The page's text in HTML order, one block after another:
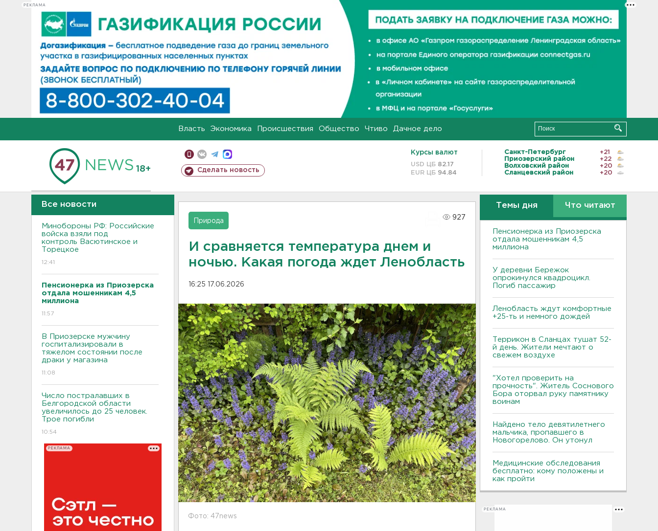
РЕКЛАМА
Власть Экономика Происшествия Общество Чтиво Дачное дело
18+ Сделать новость
Курсы валют
USD ЦБ 82.17
EUR ЦБ 94.84
Санкт-Петербург
+21
Приозерский район
+22
Волховский район
+20
Сланцевский район
+20
Все новости
Минобороны РФ: Российские
войска взяли под
контроль Васютинское и
Торецкое
12:41
Пенсионерка из Приозерска
отдала мошенникам 4,5
миллиона
11:57
В Приозерске мужчину
госпитализировали в
тяжелом состоянии после
драки у магазина
11:08
Число постралавших в
Белгородской области
увеличилось до 25 человек.
Трое погибли
10:54
РЕКЛАМА
Природа
927
И сравняется температура днем и
ночью. Какая погода ждет Ленобласть
16:25 17.06.2026
Фото: 47news
Темы дня Что читают
Пенсионерка из Приозерска
отдала мошенникам 4,5
миллиона
У деревни Бережок
опрокинулся квадроцикл.
Погиб пассажир
Ленобласть ждут комфортные
+25-ть и немного дождей
Террикон в Сланцах тушат 52-
й день. Жители мечтают о
свежем воздухе
"Хотел проверить на
прочность". Житель Соснового
Бора оторвал руку памятнику
воинам
Найдено тело девятилетнего
мальчика, пропавшего в
Новогорелово. Он утонул
Медицинские обследования
бесплатно: кому положены и
как пройти
РЕКЛАМА